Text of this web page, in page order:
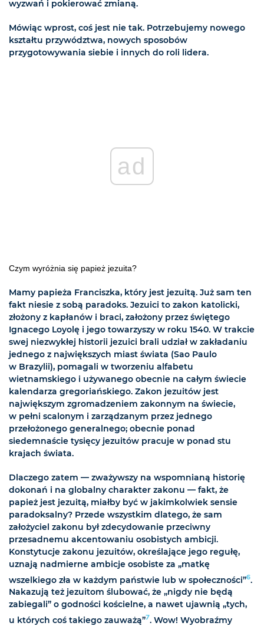
wyzwań i pokierować zmianą.
Mówiąc wprost, coś jest nie tak. Potrzebujemy nowego
kształtu przywództwa, nowych sposobów
przygotowywania siebie i innych do roli lidera.
ad
Czym wyróżnia się papież jezuita?
Mamy papieża Franciszka, który jest jezuitą. Już sam ten
fakt niesie z sobą paradoks. Jezuici to zakon katolicki,
złożony z kapłanów i braci, założony przez świętego
Ignacego Loyolę i jego towarzyszy w roku 1540. W trakcie
swej niezwykłej historii jezuici brali udział w zakładaniu
jednego z największych miast świata (Sao Paulo
w Brazylii), pomagali w tworzeniu alfabetu
wietnamskiego i używanego obecnie na całym świecie
kalendarza gregoriańskiego. Zakon jezuitów jest
największym zgromadzeniem zakonnym na świecie,
w pełni scalonym i zarządzanym przez jednego
przełożonego generalnego; obecnie ponad
siedemnaście tysięcy jezuitów pracuje w ponad stu
krajach świata.
Dlaczego zatem — zważywszy na wspomnianą historię
dokonań i na globalny charakter zakonu — fakt, że
papież jest jezuitą, miałby być w jakimkolwiek sensie
paradoksalny? Przede wszystkim dlatego, że sam
założyciel zakonu był zdecydowanie przeciwny
przesadnemu akcentowaniu osobistych ambicji.
Konstytucje zakonu jezuitów, określające jego regułę,
uznają nadmierne ambicje osobiste za „matkę
wszelkiego zła w każdym państwie lub w społeczności”6.
Nakazują też jezuitom ślubować, że „nigdy nie będą
zabiegali” o godności kościelne, a nawet ujawnią „tych,
u których coś takiego zauważą”7. Wow! Wyobraźmy